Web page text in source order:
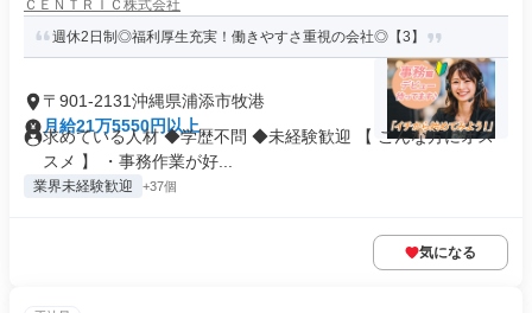
ＣＥＮＴＲＩＣ株式会社
週休2日制◎福利厚生充実！働きやすさ重視の会社◎【3】
〒901-2131沖縄県浦添市牧港
月給21万5550円以上
求めている人材 ◆学歴不問 ◆未経験歓迎 【 こんな方にオス
スメ 】 ・事務作業が好...
業界未経験歓迎 +37個
気になる